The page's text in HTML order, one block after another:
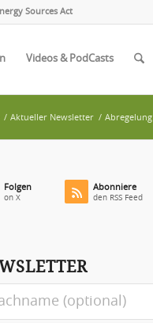
Sources Act
Videos & PodCasts
/ Aktueller Newsletter / Abregelung
Folgen
on X
Abonniere
den RSS Feed